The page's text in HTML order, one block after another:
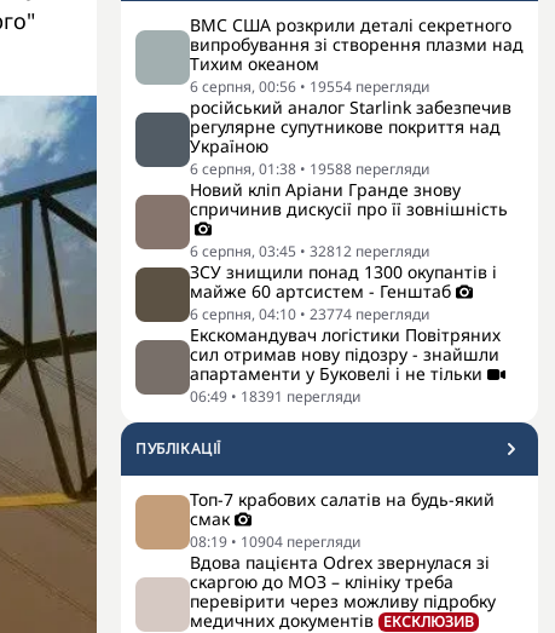
ВМС США розкрили деталі секретного
випробування зі створення плазми над
Тихим океаном
6 серпня, 00:56 • 19554 перегляди
російський аналог Starlink забезпечив
регулярне супутникове покриття над
Україною
6 серпня, 01:38 • 19588 перегляди
Новий кліп Аріани Гранде знову
спричинив дискусії про її зовнішність
6 серпня, 03:45 • 32812 перегляди
ЗСУ знищили понад 1300 окупантів і
майже 60 артсистем - Генштаб
6 серпня, 04:10 • 23774 перегляди
Екскомандувач логістики Повітряних
сил отримав нову підозру - знайшли
апартаменти у Буковелі і не тільки
06:49 • 18391 перегляди
ПУБЛІКАЦІЇ
Топ-7 крабових салатів на будь-який
смак
08:19 • 10904 перегляди
Вдова пацієнта Odrex звернулася зі
скаргою до МОЗ – клініку треба
перевірити через можливу підробку
медичних документів ЕКСКЛЮЗИВ